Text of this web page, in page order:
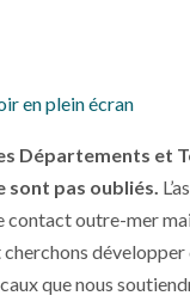
en plein écran
Départements et
sont pas oubliés.
contact outre-mer
cherchons
que nous